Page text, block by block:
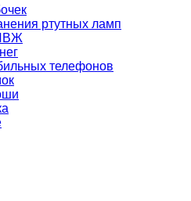
ртутных ламп
телефонов